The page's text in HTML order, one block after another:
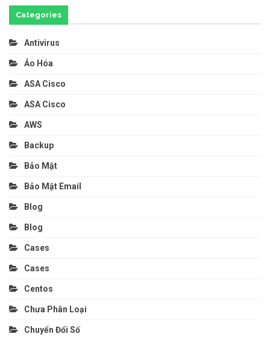
Categories
Antivirus
Ảo Hóa
ASA Cisco
ASA Cisco
AWS
Backup
Bảo Mật
Bảo Mật Email
Blog
Blog
Cases
Cases
Centos
Chưa Phân Loại
Chuyển Đổi Số